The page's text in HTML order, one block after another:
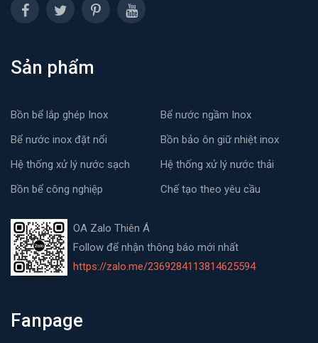
Sản phẩm
Bồn bể lắp ghép Inox
Bể nước ngầm Inox
Bể nước inox đặt nổi
Bồn bảo ôn giữ nhiệt inox
Hệ thống xử lý nước sạch
Hệ thống xử lý nước thải
Bồn bể công nghiệp
Chế tạo theo yêu cầu
OA Zalo Thiên Á
Follow để nhận thông báo mới nhất
https://zalo.me/2369284113814625594
Fanpage